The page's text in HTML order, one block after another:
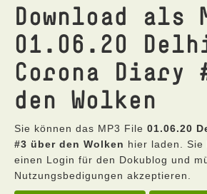
Download als
01.06.20
Corona Diary
den Wolken
Sie können das MP3 File 01.06.20
#3 über den Wolken hier laden. Sie
einen Login für den Dokublog und
Nutzungsbedigungen akzeptieren.